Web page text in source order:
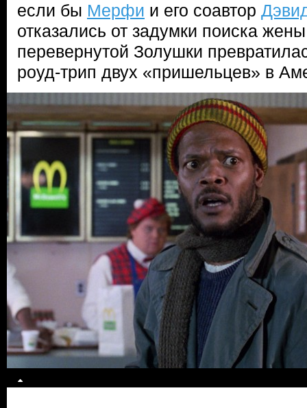
если бы Мерфи и его соавтор
отказались от задумки поиска
перевернутой Золушки
роуд-трип двух «пришельцев» в